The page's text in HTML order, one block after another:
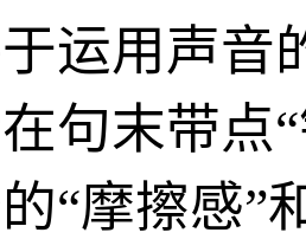
运用声音
句末带点
“摩擦感”